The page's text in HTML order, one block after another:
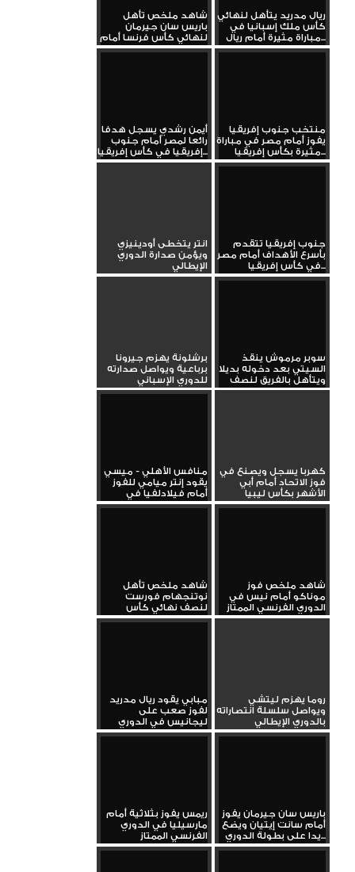
ريال مدريد يتأهل لنهائي
كأس ملك إسبانيا في
مباراة مثيرة أمام ريال...
شاهد ملخص تأهل
باريس سان جيرمان
لنهائي كأس فرنسا أمام
دانكيرك
منتخب جنوب إفريقيا
يفوز أمام مصر في مباراة
مثيرة بكأس إفريقيا...
أيمن رشدي يسجل هدفا
رائعا لمصر أمام جنوب
إفريقيا في كأس إفريقيا...
جنوب إفريقيا تتقدم
بأسرع الأهداف أمام مصر
في كأس إفريقيا...
انتر يتخطى أودينيزي
ويؤمن صدارة الدوري
الإيطالي
سوبر مرموش ينقذ
السيتي بعد دخوله بديلا
ويتأهل بالفريق لنصف
نهائي...
برشلونة يهزم جيرونا
برباعية ويواصل صدارته
للدوري الإسباني
كهربا يسجل ويصنع في
فوز الاتحاد أمام أبي
الأشهر بكأس ليبيا
منافس الأهلي - ميسي
يقود إنتر ميامي للفوز
أمام فيلادلفيا في
الدوري...
شاهد ملخص فوز
موناكو أمام نيس في
الدوري الفرنسي الممتاز
شاهد ملخص تأهل
نوتنجهام فورست
لنصف نهائي كأس
الاتحاد الإنجليزي...
روما يهزم ليتشي
ويواصل سلسلة انتصاراته
بالدوري الإيطالي
مبابي يقود ريال مدريد
لفوز صعب على
ليجانيس في الدوري
باريس سان جيرمان يفوز
أمام سانت إيتيان ويضع
يدا على بطولة الدوري...
ريمس يفوز بثلاثية أمام
مارسيليا في الدوري
الفرنسي الممتاز